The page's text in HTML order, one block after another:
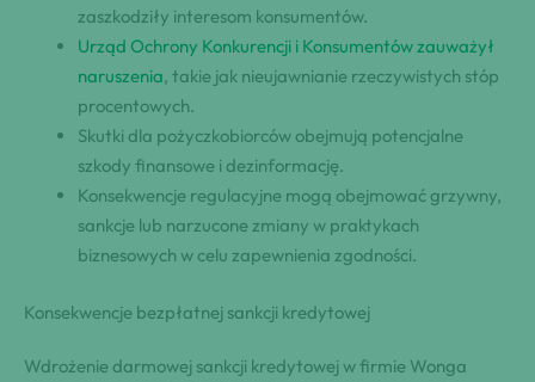
zaszkodziły interesom konsumentów.
Urząd Ochrony Konkurencji i Konsumentów zauważył
naruszenia, takie jak nieujawnianie rzeczywistych stóp
procentowych.
Skutki dla pożyczkobiorców obejmują potencjalne
szkody finansowe i dezinformację.
Konsekwencje regulacyjne mogą obejmować grzywny,
sankcje lub narzucone zmiany w praktykach
biznesowych w celu zapewnienia zgodności.
Konsekwencje bezpłatnej sankcji kredytowej
Wdrożenie darmowej sankcji kredytowej w firmie Wonga